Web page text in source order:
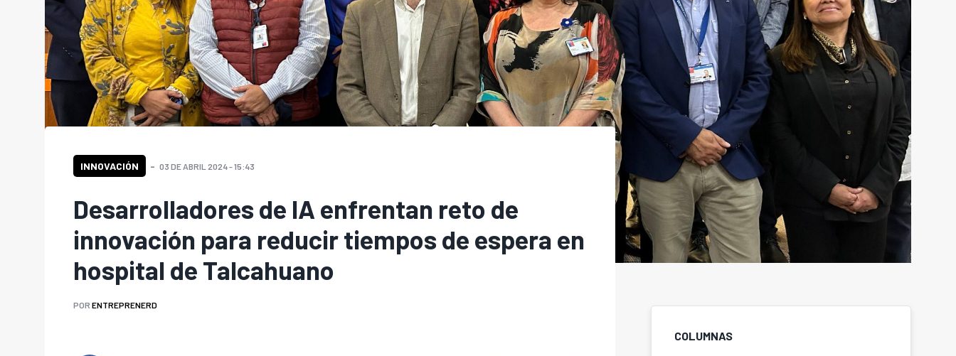
INNOVACIÓN 03 DE ABRIL 2024 - 15:43
Desarrolladores de IA enfrentan reto de
innovación para reducir tiempos de espera en
hospital de Talcahuano
POR ENTREPRENERD
COLUMNAS